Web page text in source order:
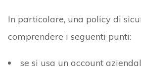
In particolare, una policy di
comprendere i seguenti punti:
se si usa un account